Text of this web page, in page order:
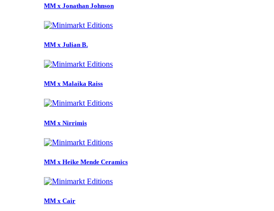
MM x Jonathan Johnson
MM x Julian B.
MM x Malaika Raiss
MM x Nirrimis
MM x Heike Mende Ceramics
MM x Cair